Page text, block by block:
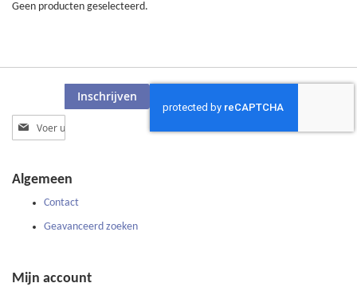
Geen producten geselecteerd.
Abonneer
u
nieuwsbrief
Inschrijven
Algemeen
Contact
Geavanceerd zoeken
Mijn account